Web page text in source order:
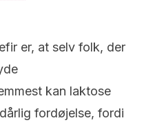
er, at selv folk, der
kan laktose
fordøjelse, fordi